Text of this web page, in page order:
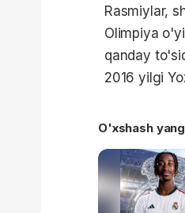
Rasmiylar,
Olimpiya
qanday
2016 yilgi
O'xshash